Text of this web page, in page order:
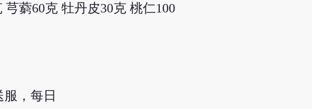
藭60克 牡丹皮30克 桃仁100
，每日